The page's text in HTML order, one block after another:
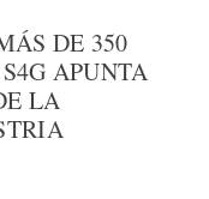
DE 350
APUNTA
LA